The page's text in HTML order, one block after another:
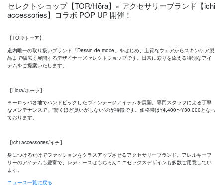
セレクトショップ【TOR/Hōra】× アクセサリーブランド【ichi
accessories】コラボ POP UP 開催！
【TOR/トーア】
道内唯一の取り扱いブランド「Dessin de mode」をはじめ、上質なウェアからスキンケア製
品まで幅広く展開するデザイナーズセレクトショップです。日常に彩りを添える特別なアイ
テムをご提案いたします。
【Hōra/ホーラ】
ヨーロッパ各地でハンドピックしたヴィンテージアイテムを展開。専門スタッフによる丁寧
なメンテナンスで、“驚くほど臭いがしない”のが特徴です。価格帯は¥4,400〜¥30,000となっ
ております。
【ichi accessories/イチ】
身につけるだけでファッションをクラスアップさせるアクセサリーブランド。アレルギーフ
リーのアイテムも豊富で、レディースはもちろんユニセックスデザインも多数ご用意してい
ます。
ニュース一覧に戻る